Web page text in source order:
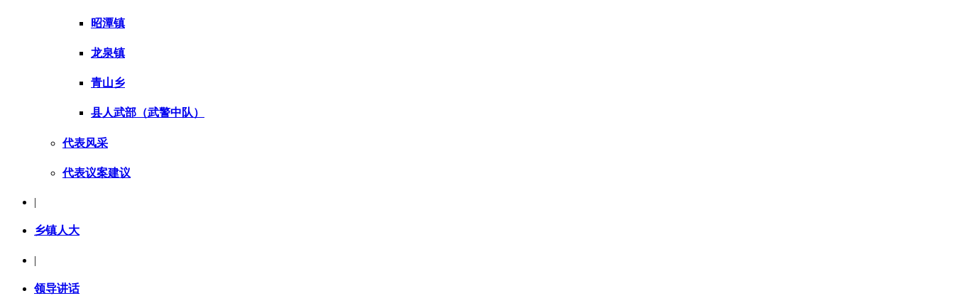
昭潭镇
龙泉镇
青山乡
县人武部（武警中队）
代表风采
代表议案建议
|
乡镇人大
|
领导讲话